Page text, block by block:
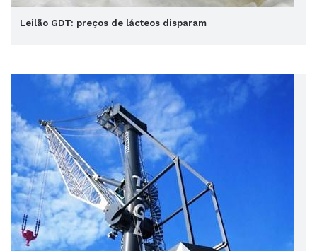
Leilão GDT: preços de lácteos disparam